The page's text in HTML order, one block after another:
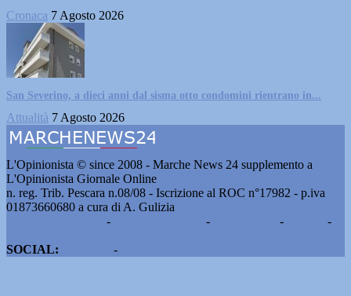
Cronaca 7 Agosto 2026
San Severino, a dieci anni dal sisma otto condomini rientrano in...
Attualità 7 Agosto 2026
L'Opinionista © since 2008 - Marche News 24 supplemento a
L'Opinionista Giornale Online
n. reg. Trib. Pescara n.08/08 - Iscrizione al ROC n°17982 - p.iva
01873660680 a cura di A. Gulizia
- - -
-
SOCIAL:
-